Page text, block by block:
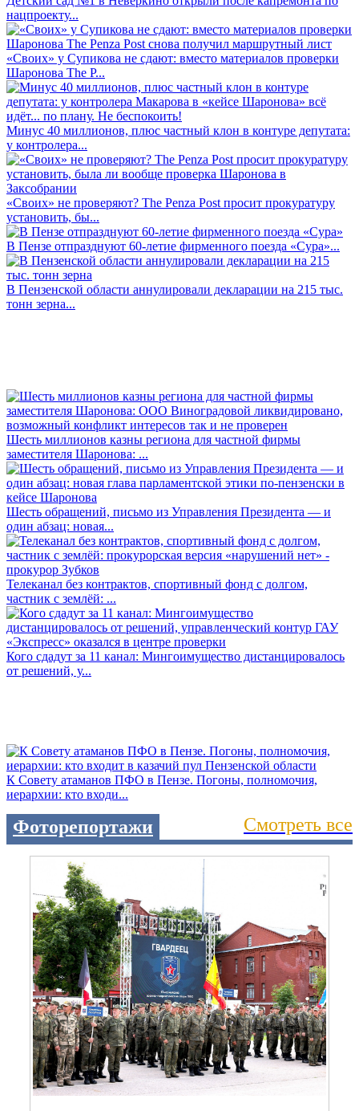
нацпроекту...
«Своих» у Супикова не сдают: вместо материалов проверки
Шаронова The P...
Минус 40 миллионов, плюс частный клон в контуре депутата:
у контролера...
«Своих» не проверяют? The Penza Post просит прокуратуру
установить, бы...
В Пензе отпразднуют 60-летие фирменного поезда «Сура»...
В Пензенской области аннулировали декларации на 215 тыс.
тонн зерна...
Шесть миллионов казны региона для частной фирмы
заместителя Шаронова: ...
Шесть обращений, письмо из Управления Президента — и
один абзац: новая...
Телеканал без контрактов, спортивный фонд с долгом,
частник с землёй: ...
Кого сдадут за 11 канал: Мингоимущество дистанцировалось
от решений, у...
К Совету атаманов ПФО в Пензе. Погоны, полномочия,
иерархии: кто входи...
Фоторепортажи Смотреть все